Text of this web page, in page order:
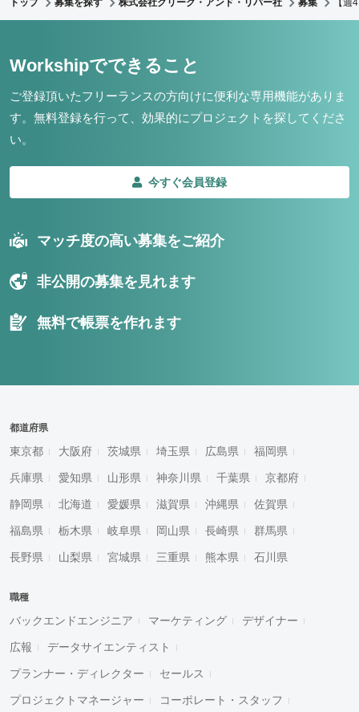
トップ 募集を探す 株式会社クリーク・アンド・リバー社 募集 【
Workshipでできること
ご登録頂いたフリーランスの方向けに便利な専用機能がありま
す。 無料登録を行って、効果的にプロジェクトを探してくださ
い。
今すぐ会員登録
マッチ度の高い募集をご紹介
非公開の募集を見れます
無料で帳票を作れます
都道府県
東京都 大阪府 茨城県 埼玉県 広島県 福岡県
兵庫県 愛知県 山形県 神奈川県 千葉県 京都府
静岡県 北海道 愛媛県 滋賀県 沖縄県 佐賀県
福島県 栃木県 岐阜県 岡山県 長崎県 群馬県
長野県 山梨県 宮城県 三重県 熊本県 石川県
職種
バックエンドエンジニア マーケティング デザイナー
広報 データサイエンティスト
プランナー・ディレクター セールス
プロジェクトマネージャー コーポレート・スタッフ